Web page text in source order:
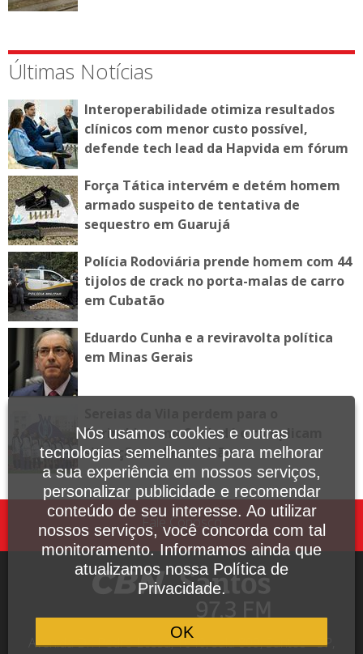
Últimas Notícias
Interoperabilidade otimiza resultados
clínicos com menor custo possível,
defende tech lead da Hapvida em fórum
Força Tática intervém e detém homem
armado suspeito de tentativa de
sequestro em Guarujá
Polícia Rodoviária prende homem com 44
tijolos de crack no porta-malas de carro
em Cubatão
Eduardo Cunha e a reviravolta política
em Minas Gerais
Corinthians no Canindé e complicam
situação no Brasileirão
Fale Conosco
Avenida Dr. Pedro Lessa, 1640, sala 809, Santos - SP,
Nós usamos cookies e outras
tecnologias semelhantes para melhorar
a sua experiência em nossos serviços,
personalizar publicidade e recomendar
conteúdo de seu interesse. Ao utilizar
nossos serviços, você concorda com tal
monitoramento. Informamos ainda que
atualizamos nossa Política de
Privacidade.
OK